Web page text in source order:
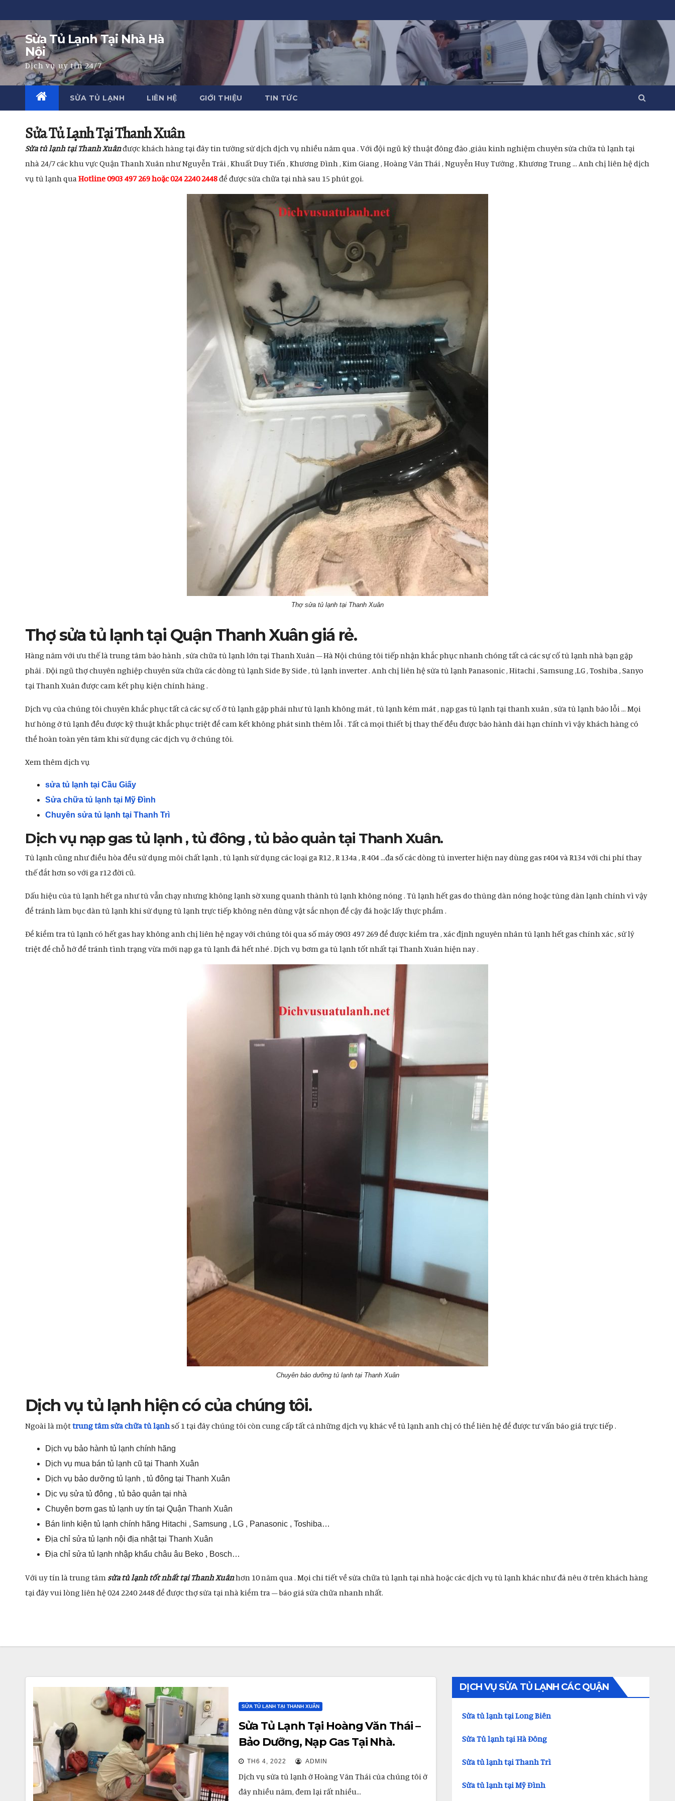
to
contentSửa Tủ Lạnh Tại Nhà Hà
Nội
Dịch vụ uy tín 24/7
SỬA TỦ LẠNH LIÊN HỆ GIỚI THIỆU TIN TỨC
Sửa Tủ Lạnh Tại Thanh Xuân
Sửa tủ lạnh tại Thanh Xuânđược khách hàng tại đây tin tưởng sử dịch dịch vụ nhiều năm qua . Với đội ngũ kỹ thuật đông đảo ,giảu kinh nghiệm chuyên sửa chữa tủ lạnh tại
nhà 24/7 các khu vực Quận Thanh Xuân như Nguyễn Trãi , Khuất Duy Tiến , Khương Đình , Kim Giang , Hoàng Văn Thái , Nguyễn Huy Tưởng , Khương Trung … Anh chị liên hệ dịch
vụ tủ lạnh quaHotline 0903 497 269 hoặc 024 2240 2448để được sửa chữa tại nhà sau 15 phút gọi.
Thợ sửa tủ lạnh tại Thanh Xuân
Thợ sửa tủ lạnh tại Quận Thanh Xuân giá rẻ.
Hàng năm với ưu thế là trung tâm bảo hành , sửa chữa tủ lạnh lớn tại Thanh Xuân – Hà Nội chúng tôi tiếp nhận khắc phục nhanh chóng tất cả các sự cố tủ lạnh nhà bạn gặp
phải . Đội ngũ thợ chuyên nghiệp chuyên sửa chữa các dòng tủ lạnh Side By Side , tủ lạnh inverter . Anh chị liên hệ sửa tủ lạnh Panasonic , Hitachi , Samsung ,LG , Toshiba , Sanyo
tại Thanh Xuân được cam kết phụ kiện chính hãng .
Dịch vụ của chúng tôi chuyên khắc phục tất cả các sự cố ở tủ lạnh gặp phải như tủ lạnh không mát , tủ lạnh kém mát , nạp gas tủ lạnh tại thanh xuân , sửa tủ lạnh bảo lỗi … Mọi
hư hỏng ở tủ lạnh đều được kỹ thuật khắc phục triệt để cam kết không phát sinh thêm lỗi . Tất cả mọi thiết bị thay thế đều được bảo hành dài hạn chính vì vậy khách hàng có
thể hoàn toàn yên tâm khi sử dụng các dịch vụ ở chúng tôi.
Xem thêm dịch vụ
sửa tủ lạnh tại Cầu Giấy
Sửa chữa tủ lạnh tại Mỹ Đình
Chuyên sửa tủ lạnh tại Thanh Trì
Dịch vụ nạp gas tủ lạnh , tủ đông , tủ bảo quản tại Thanh Xuân.
Tủ lạnh cũng như điều hòa đều sử dụng môi chất lạnh , tủ lạnh sử dụng các loại ga R12 , R 134a , R 404 …đa số các dòng tủ inverter hiện nay dùng gas r404 và R134 với chi phí thay
thế đắt hơn so với ga r12 đời cũ.
Dấu hiệu của tủ lạnh hết ga như tủ vẫn chạy nhưng không lạnh sờ xung quanh thành tủ lạnh không nóng . Tủ lạnh hết gas do thủng dàn nóng hoặc tủng dàn lạnh chính vì vậy
để tránh làm bục dàn tủ lạnh khi sử dụng tủ lạnh trực tiếp không nên dùng vật sắc nhọn để cậy đá hoặc lấy thực phẩm .
Để kiểm tra tủ lạnh có hết gas hay không anh chị liên hệ ngay với chúng tôi qua số máy 0903 497 269 để được kiểm tra , xác định nguyên nhân tủ lạnh hết gas chính xác , sử lý
triệt để chỗ hở để tránh tình trạng vừa mới nạp ga tủ lạnh đã hết nhé . Dịch vụ bơm ga tủ lạnh tốt nhất tại Thanh Xuân hiện nay .
Chuyên bảo dưỡng tủ lạnh tại Thanh Xuân
Dịch vụ tủ lạnh hiện có của chúng tôi.
Ngoài là mộttrung tâm sửa chữa tủ lạnhsố 1 tại đây chúng tôi còn cung cấp tất cả những dịch vụ khác về tủ lạnh anh chị có thể liên hệ để được tư vấn báo giá trực tiếp .
Dịch vụ bảo hành tủ lạnh chính hãng
Dịch vụ mua bán tủ lạnh cũ tại Thanh Xuân
Dịch vụ bảo dưỡng tủ lạnh , tủ đông tại Thanh Xuân
Dịc vụ sửa tủ đông , tủ bảo quản tại nhà
Chuyên bơm gas tủ lạnh uy tín tại Quận Thanh Xuân
Bán linh kiện tủ lạnh chính hãng Hitachi , Samsung , LG , Panasonic , Toshiba…
Địa chỉ sửa tủ lạnh nội địa nhật tại Thanh Xuân
Địa chỉ sửa tủ lạnh nhập khẩu châu âu Beko , Bosch…
Với uy tín là trung tâmsửa tủ lạnh tốt nhất tại Thanh Xuânhơn 10 năm qua . Mọi chi tiết về sửa chữa tủ lạnh tại nhà hoặc các dịch vụ tủ lạnh khác như đã nêu ở trên khách hàng
tại đây vui lòng liên hệ 024 2240 2448 để được thợ sửa tại nhà kiểm tra – báo giá sửa chữa nhanh nhất.
SỬA TỦ LẠNH TẠI THANH XUÂN
Sửa Tủ Lạnh Tại Hoàng Văn Thái –
Bảo Dưỡng, Nạp Gas Tại Nhà.
TH6 4, 2022 ADMIN
Dịch vụ sửa tủ lạnh ở Hoàng Văn Thái của chúng tôi ở
đây nhiều năm, đem lại rất nhiều…
DỊCH VỤ SỬA TỦ LẠNH CÁC QUẬN
Sửa tủ lạnh tại Long Biên
Sửa Tủ lạnh tại Hà Đông
Sửa tủ lạnh tại Thanh Trì
Sửa tủ lạnh tại Mỹ Đình